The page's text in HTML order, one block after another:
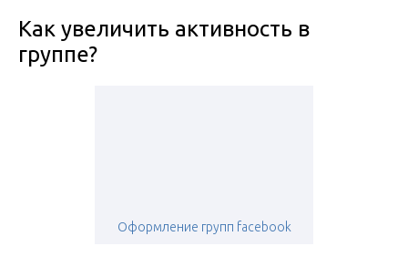
Как увеличить активность в
группе?
Оформление групп facebook